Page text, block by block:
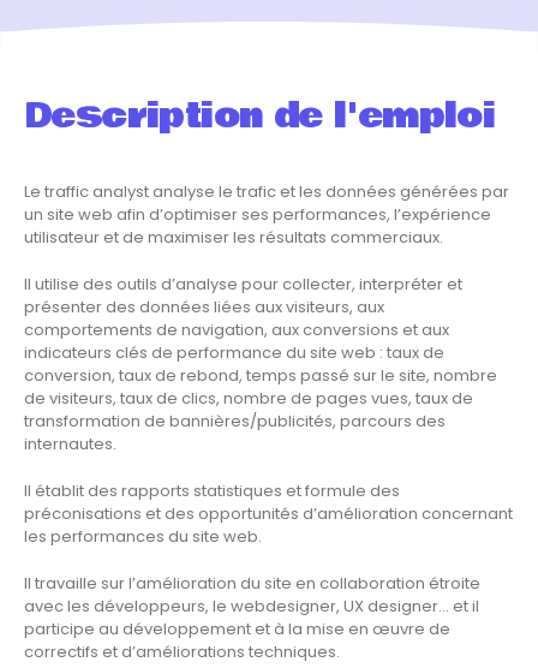
Description de l'emploi
Le traffic analyst analyse le trafic et les données générées par
un site web afin d’optimiser ses performances, l’expérience
utilisateur et de maximiser les résultats commerciaux.
Il utilise des outils d’analyse pour collecter, interpréter et
présenter des données liées aux visiteurs, aux
comportements de navigation, aux conversions et aux
indicateurs clés de performance du site web : taux de
conversion, taux de rebond, temps passé sur le site, nombre
de visiteurs, taux de clics, nombre de pages vues, taux de
transformation de bannières/publicités, parcours des
internautes.
Il établit des rapports statistiques et formule des
préconisations et des opportunités d’amélioration concernant
les performances du site web.
Il travaille sur l’amélioration du site en collaboration étroite
avec les développeurs, le webdesigner, UX designer… et il
participe au développement et à la mise en œuvre de
correctifs et d’améliorations techniques.